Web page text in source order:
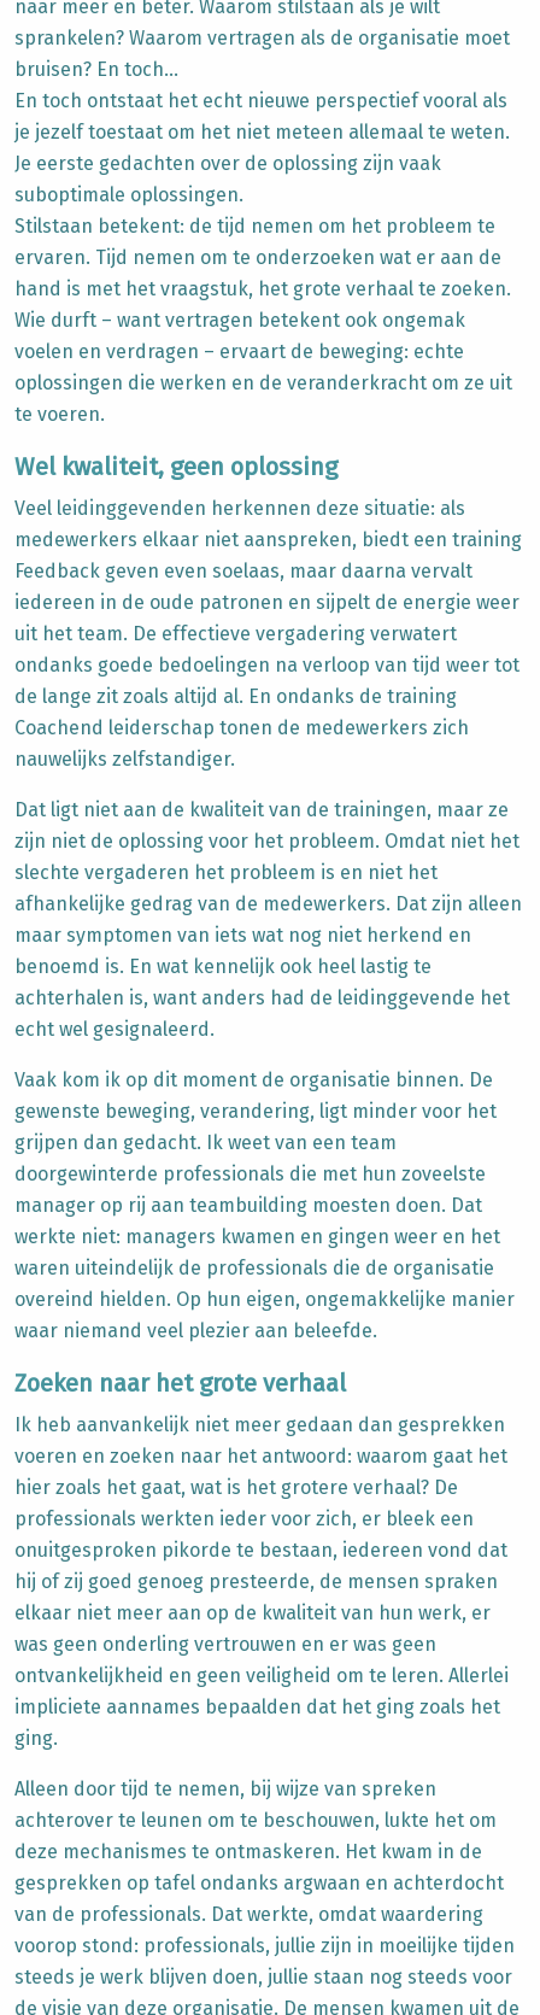
naar meer en beter. Waarom stilstaan als je wilt
sprankelen? Waarom vertragen als de organisatie moet
bruisen? En toch…
En toch ontstaat het echt nieuwe perspectief vooral als
je jezelf toestaat om het niet meteen allemaal te weten.
Je eerste gedachten over de oplossing zijn vaak
suboptimale oplossingen.
Stilstaan betekent: de tijd nemen om het probleem te
ervaren. Tijd nemen om te onderzoeken wat er aan de
hand is met het vraagstuk, het grote verhaal te zoeken.
Wie durft – want vertragen betekent ook ongemak
voelen en verdragen – ervaart de beweging: echte
oplossingen die werken en de veranderkracht om ze uit
te voeren.
Wel kwaliteit, geen oplossing
Veel leidinggevenden herkennen deze situatie: als
medewerkers elkaar niet aanspreken, biedt een training
Feedback geven even soelaas, maar daarna vervalt
iedereen in de oude patronen en sijpelt de energie weer
uit het team. De effectieve vergadering verwatert
ondanks goede bedoelingen na verloop van tijd weer tot
de lange zit zoals altijd al. En ondanks de training
Coachend leiderschap tonen de medewerkers zich
nauwelijks zelfstandiger.
Dat ligt niet aan de kwaliteit van de trainingen, maar ze
zijn niet de oplossing voor het probleem. Omdat niet het
slechte vergaderen het probleem is en niet het
afhankelijke gedrag van de medewerkers. Dat zijn alleen
maar symptomen van iets wat nog niet herkend en
benoemd is. En wat kennelijk ook heel lastig te
achterhalen is, want anders had de leidinggevende het
echt wel gesignaleerd.
Vaak kom ik op dit moment de organisatie binnen. De
gewenste beweging, verandering, ligt minder voor het
grijpen dan gedacht. Ik weet van een team
doorgewinterde professionals die met hun zoveelste
manager op rij aan teambuilding moesten doen. Dat
werkte niet: managers kwamen en gingen weer en het
waren uiteindelijk de professionals die de organisatie
overeind hielden. Op hun eigen, ongemakkelijke manier
waar niemand veel plezier aan beleefde.
Zoeken naar het grote verhaal
Ik heb aanvankelijk niet meer gedaan dan gesprekken
voeren en zoeken naar het antwoord: waarom gaat het
hier zoals het gaat, wat is het grotere verhaal? De
professionals werkten ieder voor zich, er bleek een
onuitgesproken pikorde te bestaan, iedereen vond dat
hij of zij goed genoeg presteerde, de mensen spraken
elkaar niet meer aan op de kwaliteit van hun werk, er
was geen onderling vertrouwen en er was geen
ontvankelijkheid en geen veiligheid om te leren. Allerlei
impliciete aannames bepaalden dat het ging zoals het
ging.
Alleen door tijd te nemen, bij wijze van spreken
achterover te leunen om te beschouwen, lukte het om
deze mechanismes te ontmaskeren. Het kwam in de
gesprekken op tafel ondanks argwaan en achterdocht
van de professionals. Dat werkte, omdat waardering
voorop stond: professionals, jullie zijn in moeilijke tijden
steeds je werk blijven doen, jullie staan nog steeds voor
de visie van deze organisatie. De mensen kwamen uit de